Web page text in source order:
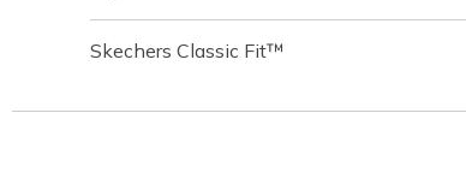
Skechers Classic Fit™